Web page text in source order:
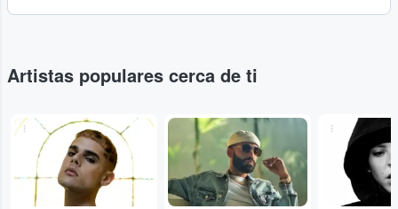
Artistas populares cerca de ti
... ... ...